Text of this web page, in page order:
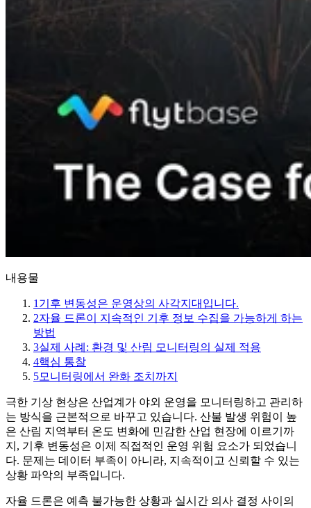
내용물
1 기후 변동성은 운영상의 사각지대입니다.
2자율 드론이 지속적인 기후 정보 수집을 가능하게 하는
방법
3실제 사례: 환경 및 산림 모니터링의 실제 적용
4핵심 통찰
5모니터링에서 완화 조치까지
극한 기상 현상은 산업계가 야외 운영을 모니터링하고 관리하
는 방식을 근본적으로 바꾸고 있습니다. 산불 발생 위험이 높
은 산림 지역부터 온도 변화에 민감한 산업 현장에 이르기까
지, 기후 변동성은 이제 직접적인 운영 위험 요소가 되었습니
다. 문제는 데이터 부족이 아니라, 지속적이고 신뢰할 수 있는
상황 파악의 부족입니다.
자율 드론은 예측 불가능한 상황과 실시간 의사 결정 사이의